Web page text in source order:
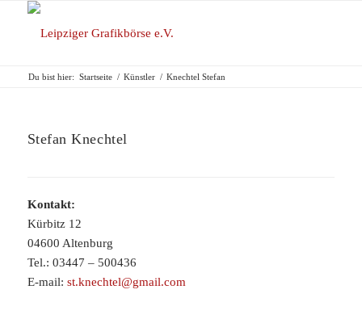
Du bist hier: Startseite / Künstler / Knechtel Stefan
Stefan Knechtel
Kontakt:
Kürbitz 12
04600 Altenburg
Tel.: 03447 – 500436
E-mail: st.knechtel@gmail.com